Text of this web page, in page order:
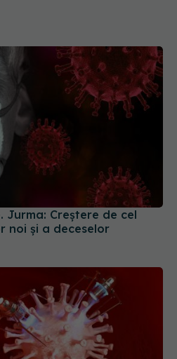
Jurma: Creștere de cel
noi și a deceselor